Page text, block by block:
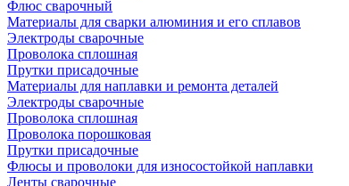
Флюс сварочный
Материалы для сварки алюминия и его сплавов
Электроды сварочные
Проволока сплошная
Прутки присадочные
Материалы для наплавки и ремонта деталей
Электроды сварочные
Проволока сплошная
Проволока порошковая
Прутки присадочные
Флюсы и проволоки для износостойкой наплавки
Ленты сварочные